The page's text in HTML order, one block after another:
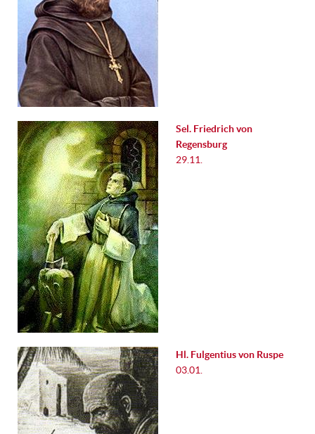
Sel. Friedrich von
Regensburg
29.11.
Hl. Fulgentius von Ruspe
03.01.